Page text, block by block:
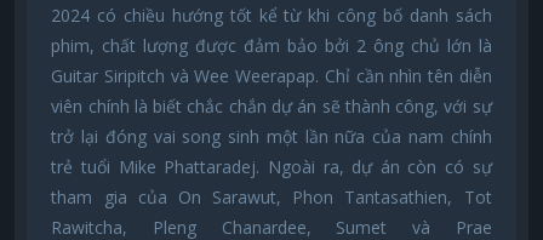
2024 có chiều hướng tốt kể từ khi công bố danh sách
phim, chất lượng được đảm bảo bởi 2 ông chủ lớn là
Guitar Siripitch và Wee Weerapap. Chỉ cần nhìn tên diễn
viên chính là biết chắc chắn dự án sẽ thành công, với sự
trở lại đóng vai song sinh một lần nữa của nam chính
trẻ tuổi Mike Phattaradej. Ngoài ra, dự án còn có sự
tham gia của On Sarawut, Phon Tantasathien, Tot
Rawitcha, Pleng Chanardee, Sumet và Prae